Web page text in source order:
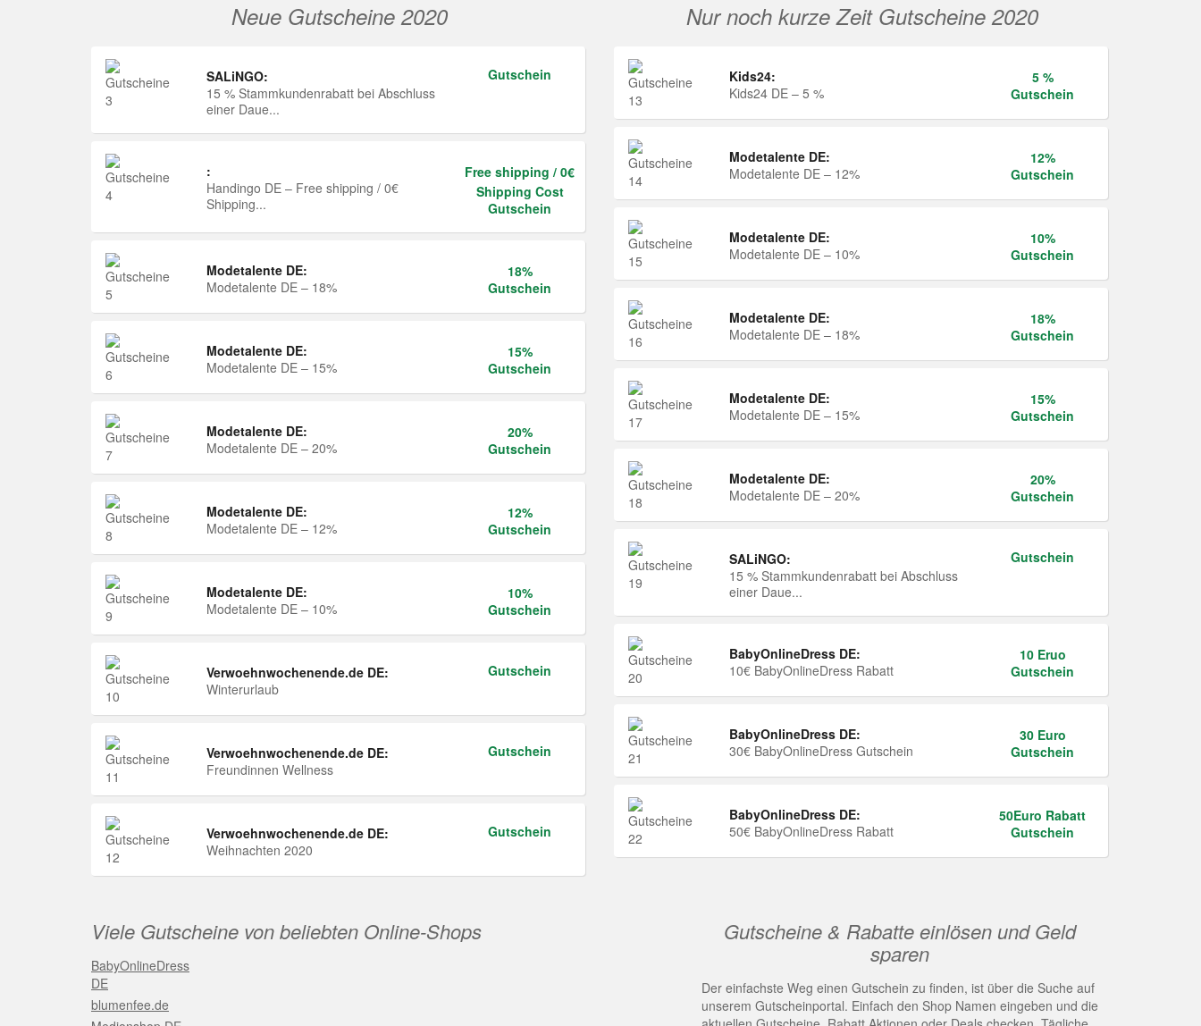
Neue Gutscheine 2020
SALiNGO:
15 % Stammkundenrabatt bei Abschluss
einer Daue...
Gutschein
:
Handingo DE – Free shipping / 0€
Shipping...
Free shipping / 0€
Shipping Cost
Gutschein
Modetalente DE:
Modetalente DE – 18%
18%
Gutschein
Modetalente DE:
Modetalente DE – 15%
15%
Gutschein
Modetalente DE:
Modetalente DE – 20%
20%
Gutschein
Modetalente DE:
Modetalente DE – 12%
12%
Gutschein
Modetalente DE:
Modetalente DE – 10%
10%
Gutschein
Verwoehnwochenende.de DE:
Winterurlaub
Gutschein
Verwoehnwochenende.de DE:
Freundinnen Wellness
Gutschein
Verwoehnwochenende.de DE:
Weihnachten 2020
Gutschein
Nur noch kurze Zeit Gutscheine 2020
Kids24:
Kids24 DE – 5 %
5 %
Gutschein
Modetalente DE:
Modetalente DE – 12%
12%
Gutschein
Modetalente DE:
Modetalente DE – 10%
10%
Gutschein
Modetalente DE:
Modetalente DE – 18%
18%
Gutschein
Modetalente DE:
Modetalente DE – 15%
15%
Gutschein
Modetalente DE:
Modetalente DE – 20%
20%
Gutschein
SALiNGO:
15 % Stammkundenrabatt bei Abschluss
einer Daue...
Gutschein
BabyOnlineDress DE:
10€ BabyOnlineDress Rabatt
10 Eruo
Gutschein
BabyOnlineDress DE:
30€ BabyOnlineDress Gutschein
30 Euro
Gutschein
BabyOnlineDress DE:
50€ BabyOnlineDress Rabatt
50Euro Rabatt
Gutschein
Viele Gutscheine von beliebten Online-Shops
BabyOnlineDress
DE
blumenfee.de
Gutscheine & Rabatte einlösen und Geld
sparen
Der einfachste Weg einen Gutschein zu finden, ist über die Suche auf
unserem Gutscheinportal. Einfach den Shop Namen eingeben und die